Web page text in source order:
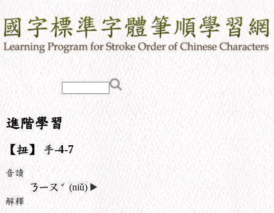
進階學習
【扭】 手-4-7
音讀
ㄋㄧㄡ ˇ (niǔ) ▶️
解釋